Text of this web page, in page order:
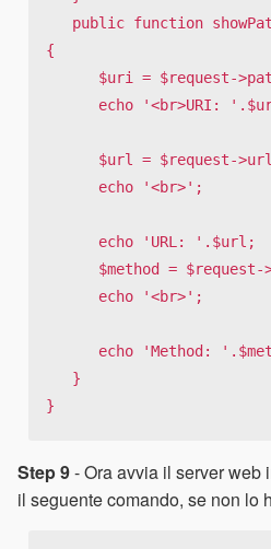
{
}
Step 9- Ora avvia il server web
il seguente comando, se non lo